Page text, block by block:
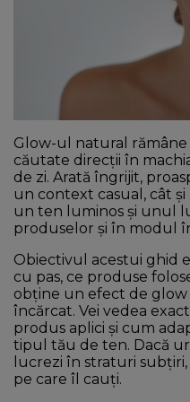
Glow-ul natural
căutate direcții în
de zi. Arată îngrijit,
un context casual, cât
un ten luminos și unul
produselor și în modul
Obiectivul acestui ghid
cu pas, ce produse
obține un efect de glow
încărcat. Vei vedea
produs aplici și cum
tipul tău de ten. Dacă
lucrezi în straturi
pe care îl cauți.